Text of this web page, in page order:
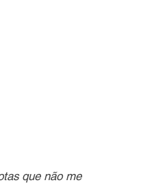
que não me